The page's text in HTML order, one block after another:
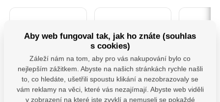
4740930 Sada
Šroubováků 7ks
106901-Kotouče
řezné na kov, 5ks,
115x1,0x22,2mm
MHB 130
Aby web fungoval tak, jak ho znáte (souhlas
s cookies)
Záleží nám na tom, aby pro vás nakupování bylo co
nejlepším zážitkem. Abyste na našich stránkách rychle našli
to, co hledáte, ušetřili spoustu klikání a nezobrazovaly se
vám reklamy na věci, které vás nezajímají. Abyste web viděli
v zobrazení na které jste zvyklí a nemuseli se pokaždé